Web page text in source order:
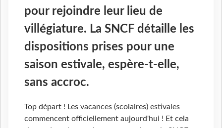
pour rejoindre leur lieu de
villégiature. La SNCF détaille les
dispositions prises pour une
saison estivale, espère-t-elle,
sans accroc.
Top départ ! Les vacances (scolaires) estivales
commencent officiellement aujourd'hui ! Et cela